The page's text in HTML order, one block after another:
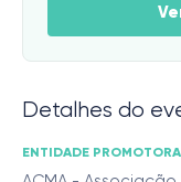
Detalhes do
ENTIDADE PROMOTORA